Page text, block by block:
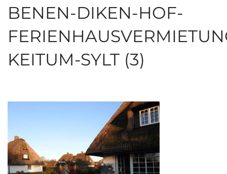
BENEN-DIKEN-HOF-
KEITUM-SYLT (3)